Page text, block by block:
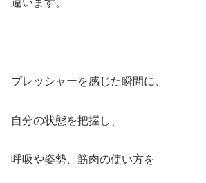
違います。
プレッシャーを感じた瞬間に、
自分の状態を把握し、
呼吸や姿勢、筋肉の使い方を